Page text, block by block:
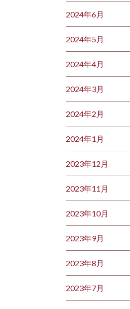
2024年6月
2024年5月
2024年4月
2024年3月
2024年2月
2024年1月
2023年12月
2023年11月
2023年10月
2023年9月
2023年8月
2023年7月